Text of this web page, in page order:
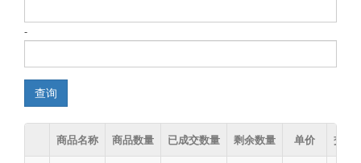
-
查询
商品名称 商品数量 已成交数量 剩余数量 单价 交收